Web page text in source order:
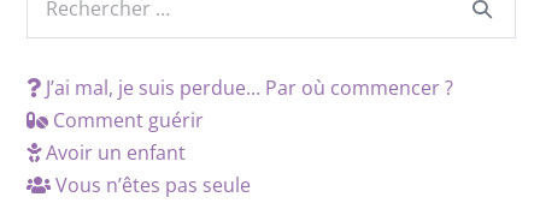
J’ai mal, je suis perdue… Par où commencer ?
Comment guérir
Avoir un enfant
Vous n’êtes pas seule